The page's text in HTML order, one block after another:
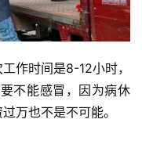
作时间是8-12小时，
不能感冒，因为病休
万也不是不可能。